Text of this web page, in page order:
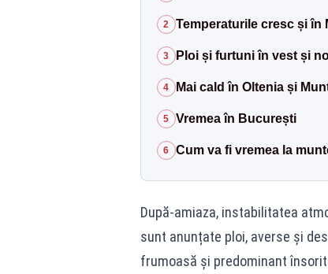
2 Temperaturile cresc și în
3 Ploi și furtuni în vest și
4 Mai cald în Oltenia și
5 Vremea în București
6 Cum va fi vremea la
După-amiaza, instabilitatea
sunt anunțate ploi, averse și
frumoasă și predominant